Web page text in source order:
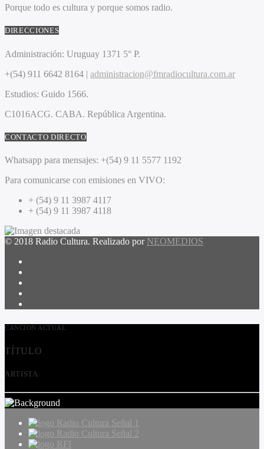
Porque todo es cultura y porque somos radio.
DIRECCIONES
Administración: Uruguay 1371 5° P.
+(54) 911 6642 8164 | administracion@fmradiocultura.com.ar
Estudios: Guido 1566.
C1016ACG. CABA. República Argentina.
CONTACTO DIRECTO
Whatsapp para mensajes: +(54) 9 11 5577 1192
Para comunicarse con emisiones en VIVO:
+ (54) 9 11 3987 4117
+ (54) 9 11 3987 4118
© 2018 Radio Cultura. Realizado por NEOMEDIOS
CANCIÓN ACTUAL
TÍTULO
ARTISTA
Radio Cultura Señal 1
Radio Cultura Señal 2
RFI